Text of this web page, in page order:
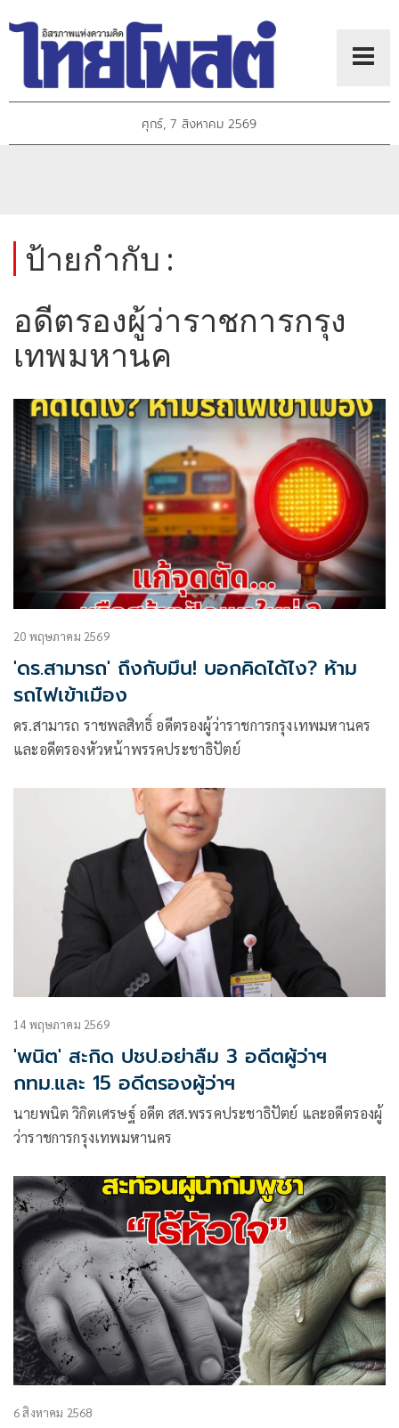
ศุกร์, 7 สิงหาคม 2569
ป้ายกำกับ :
อดีตรองผู้ว่าราชการกรุง
เทพมหานค
20 พฤษภาคม 2569
'ดร.สามารถ' ถึงกับมึน! บอกคิดได้ไง? ห้าม
รถไฟเข้าเมือง
ดร.สามารถ ราชพลสิทธิ์ อดีตรองผู้ว่าราชการกรุงเทพมหานคร
และอดีตรองหัวหน้าพรรคประชาธิปัตย์
14 พฤษภาคม 2569
'พนิต' สะกิด ปชป.อย่าลืม 3 อดีตผู้ว่าฯ
กทม.และ 15 อดีตรองผู้ว่าฯ
นายพนิต วิกิตเศรษฐ์ อดีต สส.พรรคประชาธิปัตย์ และอดีตรองผู้
ว่าราชการกรุงเทพมหานคร
6 สิงหาคม 2568